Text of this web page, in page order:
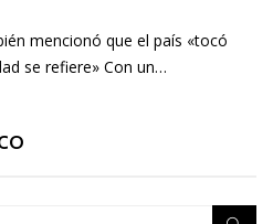
mencionó que el país «tocó
se refiere» Con un…